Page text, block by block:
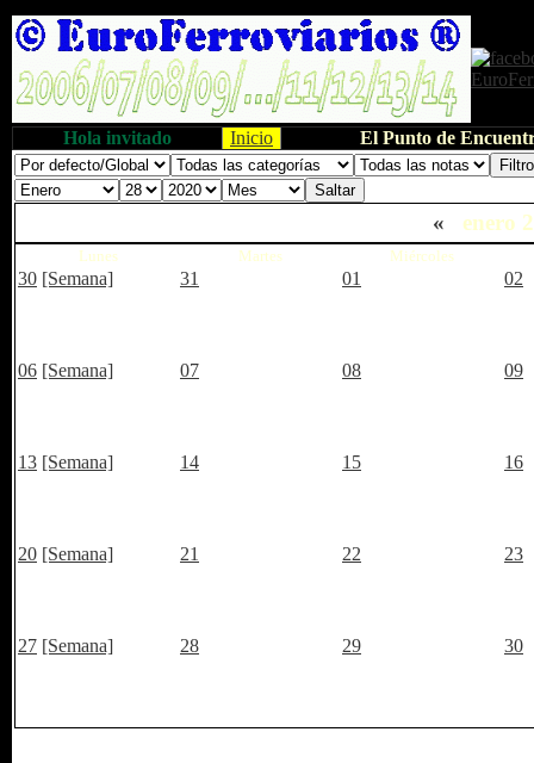
Hola invitado Inicio El Punto de
« enero
Lunes Martes Miércoles
30 [Semana] 31 01 02
06 [Semana] 07 08 09
13 [Semana] 14 15 16
20 [Semana] 21 22 23
27 [Semana] 28 29 30